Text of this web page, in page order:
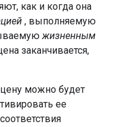
как и когда она
, выполняемую
жизненным
заканчивается,
можно будет
ее